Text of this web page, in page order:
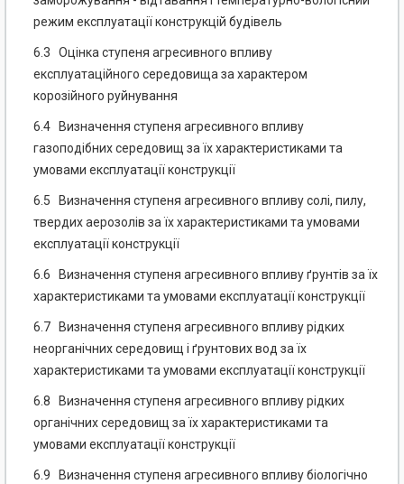
режим експлуатації конструкцій будівель
6.3 Оцінка ступеня агресивного впливу
експлуатаційного середовища за характером
корозійного руйнування
6.4 Визначення ступеня агресивного впливу
газоподібних середовищ за їх характеристиками та
умовами експлуатації конструкції
6.5 Визначення ступеня агресивного впливу солі, пилу,
твердих аерозолів за їх характеристиками та умовами
експлуатації конструкції
6.6 Визначення ступеня агресивного впливу ґрунтів за їх
характеристиками та умовами експлуатації конструкції
6.7 Визначення ступеня агресивного впливу рідких
неорганічних середовищ і ґрунтових вод за їх
характеристиками та умовами експлуатації конструкції
6.8 Визначення ступеня агресивного впливу рідких
органічних середовищ за їх характеристиками та
умовами експлуатації конструкції
6.9 Визначення ступеня агресивного впливу біологічно